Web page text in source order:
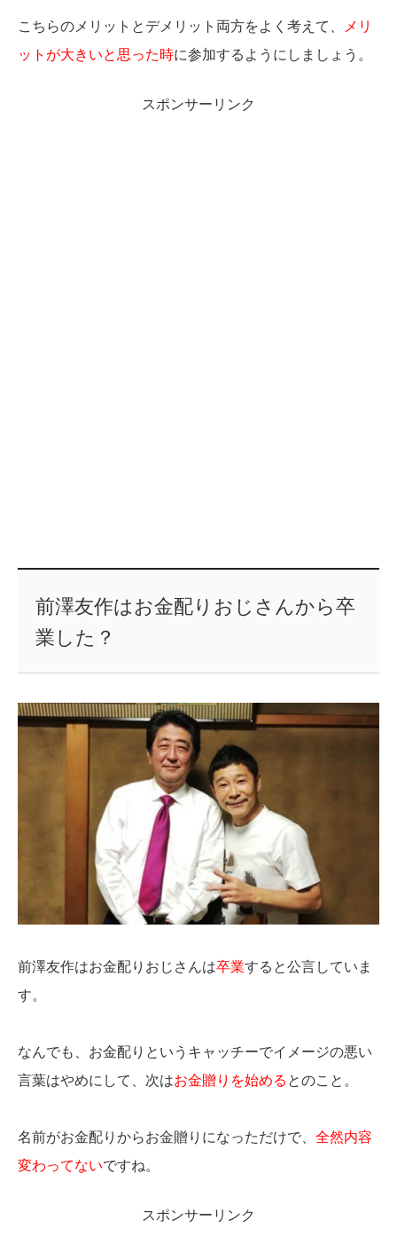
こちらのメリットとデメリット両方をよく考えて、
メリ
ットが大きいと思った時に参加するようにしましょう。
スポンサーリンク
前澤友作はお金配りおじさんから卒
業した？
前澤友作はお金配りおじさんは卒業すると公言していま
す。
なんでも、お金配りというキャッチーでイメージの悪い
言葉はやめにして、次はお金贈りを始める とのこと。
名前がお金配りからお金贈りになっただけで、 全然内容
変わってないですね。
スポンサーリンク